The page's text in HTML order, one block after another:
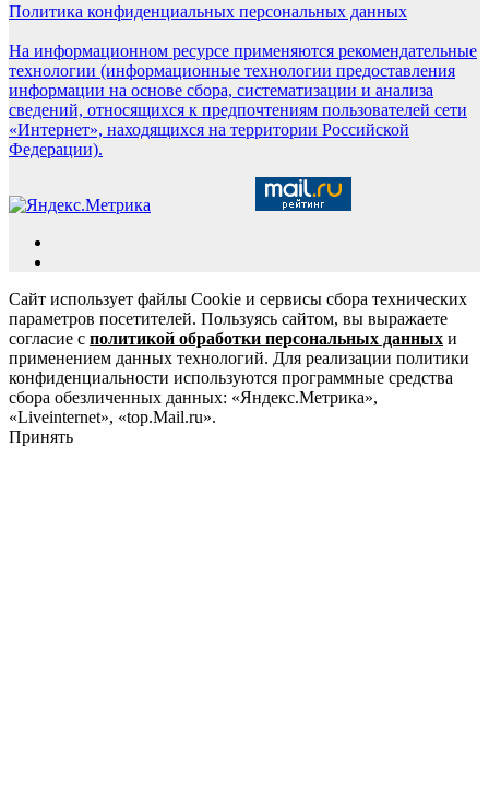
Политика конфиденциальных персональных данных
На информационном ресурсе применяются рекомендательные
технологии (информационные технологии предоставления
информации на основе сбора, систематизации и анализа
сведений, относящихся к предпочтениям пользователей сети
«Интернет», находящихся на территории Российской
Федерации).
Сайт использует файлы Cookie и сервисы сбора технических
параметров посетителей. Пользуясь сайтом, вы выражаете
согласие с политикой обработки персональных данных и
применением данных технологий. Для реализации политики
конфиденциальности используются программные средства
сбора обезличенных данных: «Яндекс.Метрика»,
«Liveinternet», «top.Mail.ru».
Принять